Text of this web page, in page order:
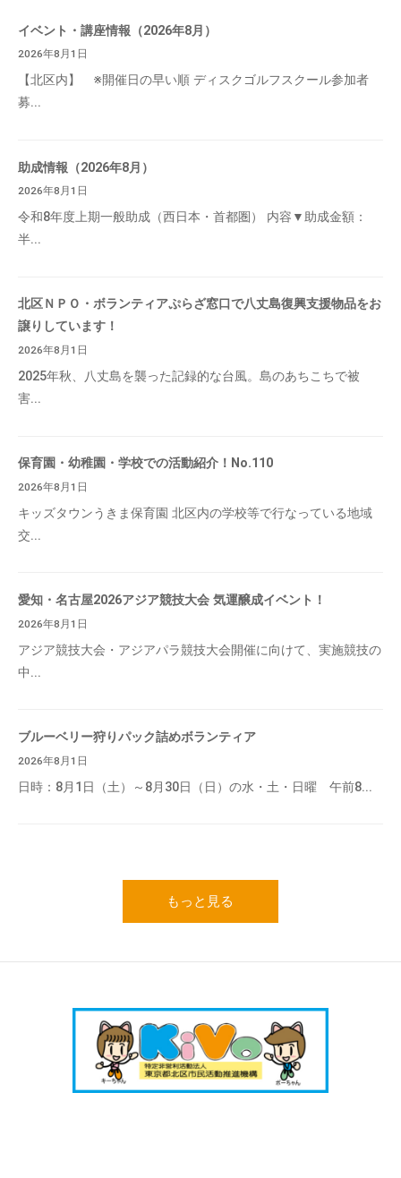
イベント・講座情報（2026年8月）
2026年8月1日
【北区内】 ※開催日の早い順 ディスクゴルフスクール参加者
募...
助成情報（2026年8月）
2026年8月1日
令和8年度上期一般助成（西日本・首都圏） 内容▼助成金額：
半...
北区ＮＰＯ・ボランティアぷらざ窓口で八丈島復興支援物品をお
譲りしています！
2026年8月1日
2025年秋、八丈島を襲った記録的な台風。島のあちこちで被
害...
保育園・幼稚園・学校での活動紹介！No.110
2026年8月1日
キッズタウンうきま保育園 北区内の学校等で行なっている地域
交...
愛知・名古屋2026アジア競技大会 気運醸成イベント！
2026年8月1日
アジア競技大会・アジアパラ競技大会開催に向けて、実施競技の
中...
ブルーベリー狩りパック詰めボランティア
2026年8月1日
日時：8月1日（土）～8月30日（日）の水・土・日曜 午前8...
もっと見る